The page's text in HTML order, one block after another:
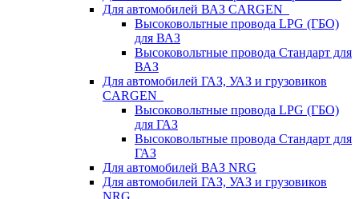
Для автомобилей ВАЗ CARGEN
Высоковольтные провода LPG (ГБО)
для ВАЗ
Высоковольтные провода Стандарт для
ВАЗ
Для автомобилей ГАЗ, УАЗ и грузовиков
CARGEN
Высоковольтные провода LPG (ГБО)
для ГАЗ
Высоковольтные провода Стандарт для
ГАЗ
Для автомобилей ВАЗ NRG
Для автомобилей ГАЗ, УАЗ и грузовиков
NRG